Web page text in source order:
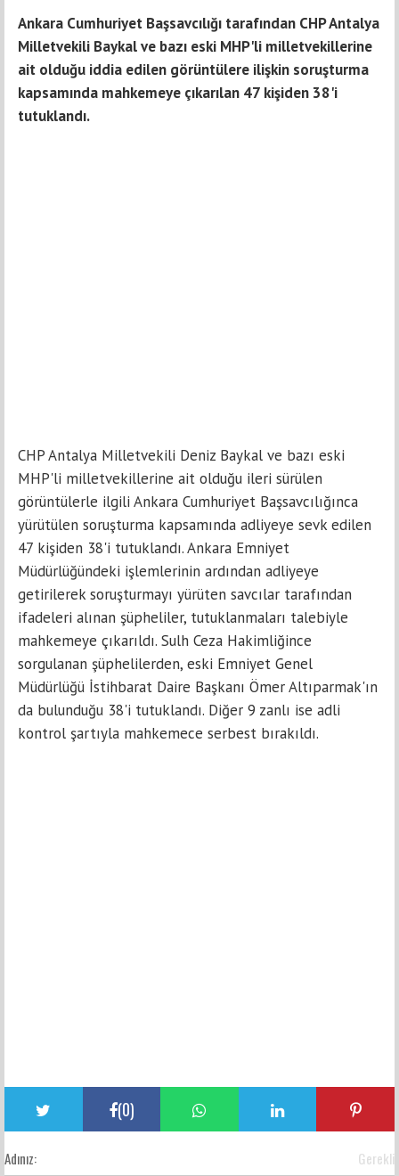
Ankara Cumhuriyet Başsavcılığı tarafından CHP Antalya
Milletvekili Baykal ve bazı eski MHP'li milletvekillerine
ait olduğu iddia edilen görüntülere ilişkin soruşturma
kapsamında mahkemeye çıkarılan 47 kişiden 38'i
tutuklandı.
CHP Antalya Milletvekili Deniz Baykal ve bazı eski
MHP'li milletvekillerine ait olduğu ileri sürülen
görüntülerle ilgili Ankara Cumhuriyet Başsavcılığınca
yürütülen soruşturma kapsamında adliyeye sevk edilen
47 kişiden 38'i tutuklandı. Ankara Emniyet
Müdürlüğündeki işlemlerinin ardından adliyeye
getirilerek soruşturmayı yürüten savcılar tarafından
ifadeleri alınan şüpheliler, tutuklanmaları talebiyle
mahkemeye çıkarıldı. Sulh Ceza Hakimliğince
sorgulanan şüphelilerden, eski Emniyet Genel
Müdürlüğü İstihbarat Daire Başkanı Ömer Altıparmak'ın
da bulunduğu 38'i tutuklandı. Diğer 9 zanlı ise adli
kontrol şartıyla mahkemece serbest bırakıldı.
(0)
Adınız: Gerekli